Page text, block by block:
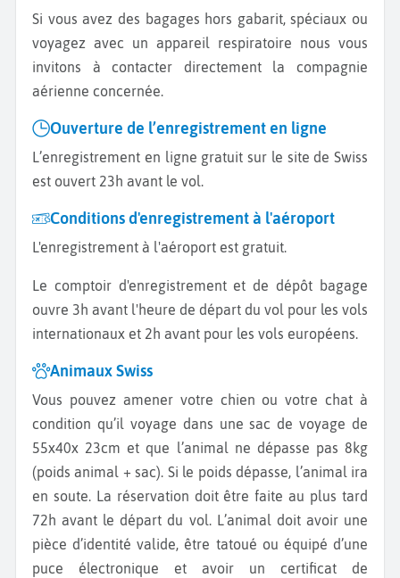
Si vous avez des bagages hors gabarit, spéciaux ou
voyagez avec un appareil respiratoire nous vous
invitons à contacter directement la compagnie
aérienne concernée.
Ouverture de l’enregistrement en ligne
L’enregistrement en ligne gratuit sur le site de Swiss
est ouvert 23h avant le vol.
Conditions d'enregistrement à l'aéroport
L'enregistrement à l'aéroport est gratuit.
Le comptoir d'enregistrement et de dépôt bagage
ouvre 3h avant l'heure de départ du vol pour les vols
internationaux et 2h avant pour les vols européens.
Animaux Swiss
Vous pouvez amener votre chien ou votre chat à
condition qu’il voyage dans une sac de voyage de
55x40x 23cm et que l’animal ne dépasse pas 8kg
(poids animal + sac). Si le poids dépasse, l’animal ira
en soute. La réservation doit être faite au plus tard
72h avant le départ du vol. L’animal doit avoir une
pièce d’identité valide, être tatoué ou équipé d’une
puce électronique et avoir un certificat de